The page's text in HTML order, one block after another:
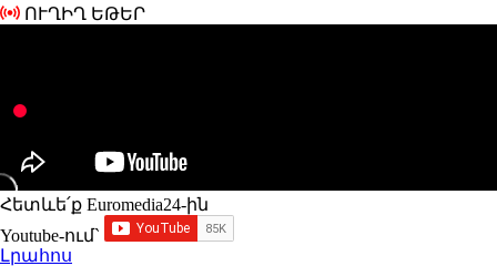
ՈՒՂԻՂ ԵԹԵՐ
Հետևե՛ք Euromedia24-ին
Youtube-ում`
Լրահոս